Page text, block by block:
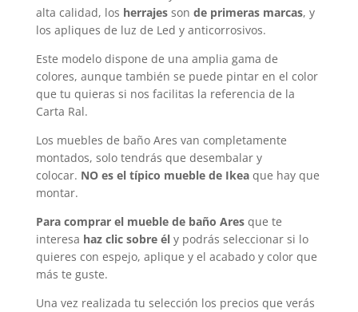
alta calidad, los herrajesson de primeras marcas, y
los apliques de luz de Led y anticorrosivos.
Este modelo dispone de una amplia gama de
colores, aunque también se puede pintar en el color
que tu quieras si nos facilitas la referencia de la
Carta Ral.
Los muebles de baño Ares van completamente
montados, solo tendrás que desembalar y
colocar. NO es el típico mueble de Ikeaque hay que
montar.
Para comprar el mueble de baño Ares que te
interesa haz clic sobre ély podrás seleccionar si lo
quieres con espejo, aplique y el acabado y color que
más te guste.
Una vez realizada tu selección los precios que verás